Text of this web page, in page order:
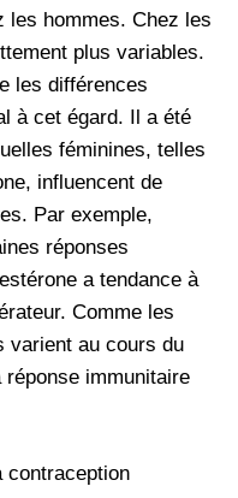
les hommes. Chez les
plus variables.
les différences
à cet égard. Il a été
féminines, telles
influencent de
Par exemple,
réponses
a tendance à
Comme les
varient au cours du
immunitaire
contraception